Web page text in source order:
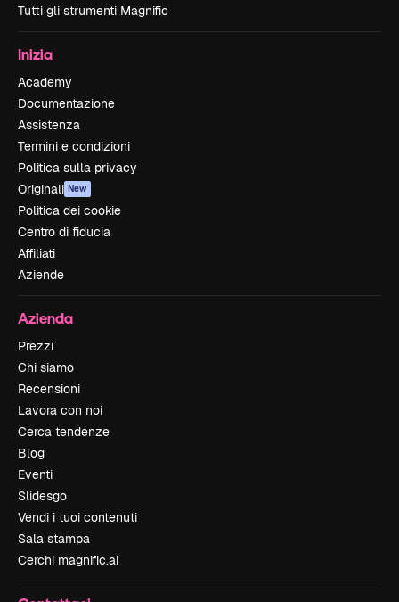
Tutti gli strumenti Magnific
Inizia
Academy
Documentazione
Assistenza
Termini e condizioni
Politica sulla privacy
Originali New
Politica dei cookie
Centro di fiducia
Affiliati
Aziende
Azienda
Prezzi
Chi siamo
Recensioni
Lavora con noi
Cerca tendenze
Blog
Eventi
Slidesgo
Vendi i tuoi contenuti
Sala stampa
Cerchi magnific.ai